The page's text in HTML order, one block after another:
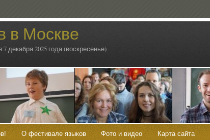
в Москве
декабря 2025 года (воскресенье)
О фестивале языков Фото и видео Карта сайта